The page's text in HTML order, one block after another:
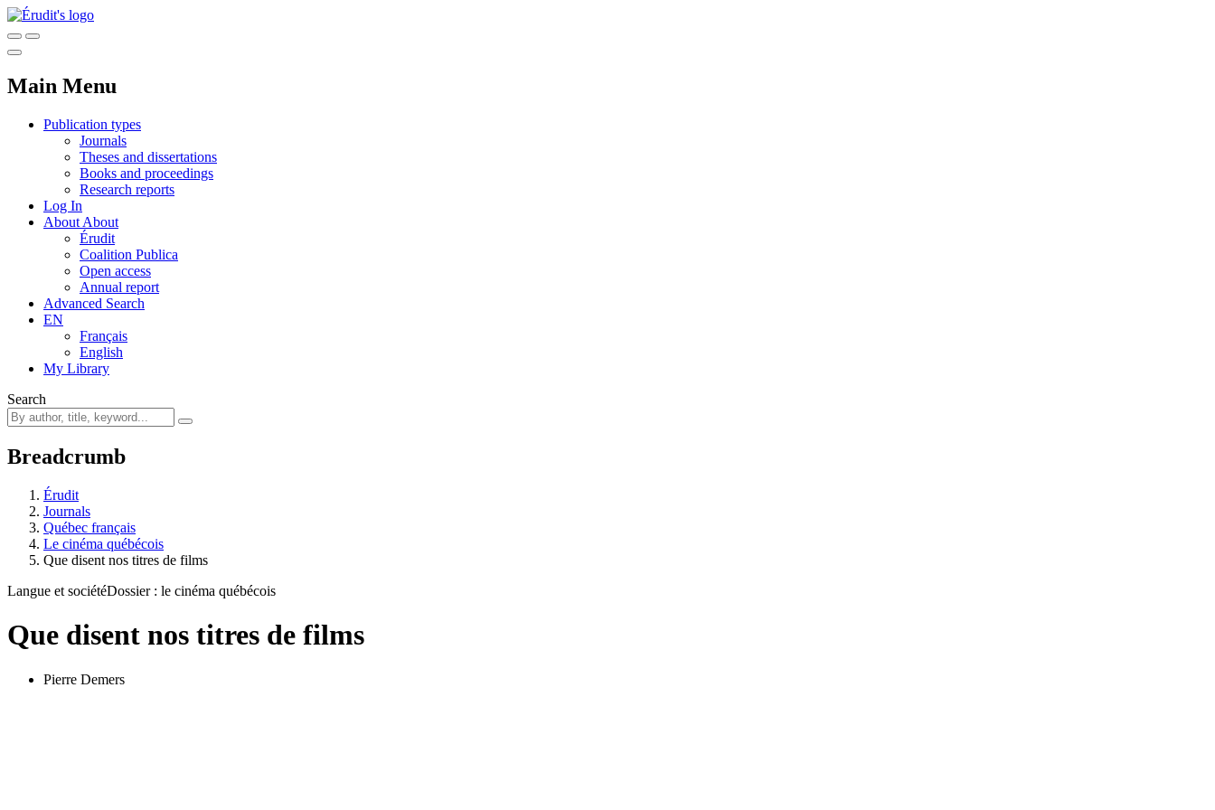
Main Menu
Publication types
Journals
Theses and dissertations
Books and proceedings
Research reports
Log In
About About
Érudit
Coalition Publica
Open access
Annual report
Advanced Search
EN
Français
English
My Library
Search
Breadcrumb
Érudit
Journals
Québec français
Le cinéma québécois
Que disent nos titres de films
Langue et sociétéDossier : le cinéma québécois
Que disent nos titres de films
Pierre Demers